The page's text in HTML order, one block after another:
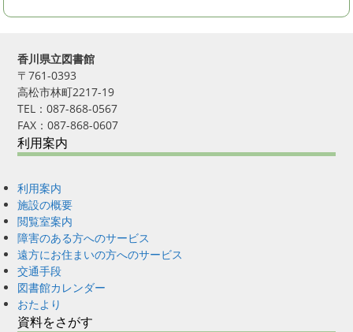
香川県立図書館
〒761-0393
高松市林町2217-19
TEL：087-868-0567
FAX：087-868-0607
利用案内
利用案内
施設の概要
閲覧室案内
障害のある方へのサービス
遠方にお住まいの方へのサービス
交通手段
図書館カレンダー
おたより
資料をさがす